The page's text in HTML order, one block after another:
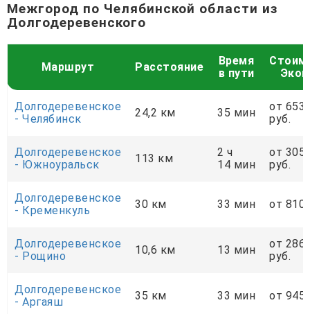
Межгород по Челябинской области из
Долгодеревенского
Маршрут Расстояние
Время
в пути
Долгодеревенское
- Челябинск
24,2 км 35 мин
от
руб.
Долгодеревенское
- Южноуральск
113 км
2 ч
14 мин
от
руб.
Долгодеревенское
- Кременкуль
30 км 33 мин от 810
Долгодеревенское
- Рощино
10,6 км 13 мин
от
руб.
Долгодеревенское
- Аргаяш
35 км 33 мин от 945